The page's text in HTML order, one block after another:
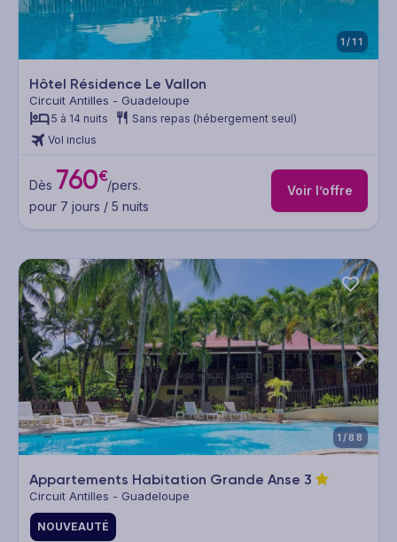
1/11
Hôtel Résidence Le Vallon
Circuit Antilles - Guadeloupe
5 à 14 nuits
Sans repas (hébergement seul)
Vol inclus
Dès 760€/pers.
pour 7 jours / 5 nuits
Voir l’offre
1/88
Appartements Habitation Grande Anse 3
Circuit Antilles - Guadeloupe
NOUVEAUTÉ